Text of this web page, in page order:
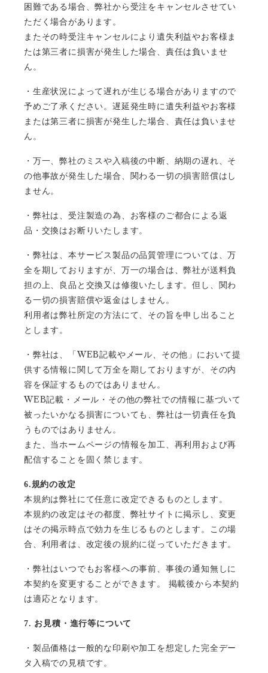
困難である場合、弊社から受注をキャンセルさせてい
ただく場合があります。
またその時受注キャンセルにより遺失利益やお客様ま
たは第三者に損害が発生した場合、責任は負いませ
ん。
・生産状況によって遅れが生じる場合がありますので
予めご了承ください。遅延発生時に遺失利益やお客様
または第三者に損害が発生した場合、責任は負いませ
ん。
・万一、弊社のミスや入稿後の中断、納期の遅れ、そ
の他事故が発生した場合、関わる一切の損害賠償はし
ません。
・弊社は、受注製造の為、お客様のご都合による返
品・交換はお断りいたします。
・弊社は、本サービス製品の品質管理については、万
全を期しておりますが、万一の場合は、弊社が送料負
担の上、良品と交換又は修復いたします。但し、関わ
る一切の損害賠償や返金はしません。
利用者は弊社所定の方法にて、その旨を申し出ること
とします。
・弊社は、「 WEB記載やメール、その他」において提
供する情報に関して万全を期しておりますが、その内
容を保証するものではありません。
WEB記載・メール・その他の弊社での情報に基づいて
被ったいかなる損害についても、弊社は一切責任を負
うものではありません。
また、当ホームページの情報を加工、再利用および再
配信することを固く禁じます。
6.規約の改定
本規約は弊社にて任意に改定できるものとします。
本規約の改定はその都度、弊社サイトに掲示し、変更
はその掲示時点で効力を生じるものとします。この場
合、利用者は、改定後の規約に従っていただきます。
・弊社はいつでもお客様への事前、事後の通知無しに
本契約を変更することができます。 掲載後から本契約
は適応となります。
7. お見積・進行等について
・製品価格は一般的な印刷や加工を想定した完全デー
タ入稿での見積です。